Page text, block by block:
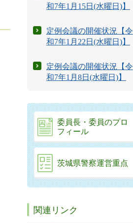
和7年1月15日(水曜日)】
定例会議の開催状況【令
和7年1月22日(水曜日)】
定例会議の開催状況【令
和7年1月8日(水曜日)】
委員長・委員のプロ
フィール
茨城県警察運営重点
関連リンク